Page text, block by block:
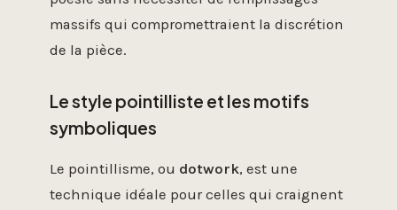
massifs qui compromettraient la discrétion
de la pièce.
Le style pointilliste et les motifs
symboliques
Le pointillisme, ou dotwork, est une
technique idéale pour celles qui craignent